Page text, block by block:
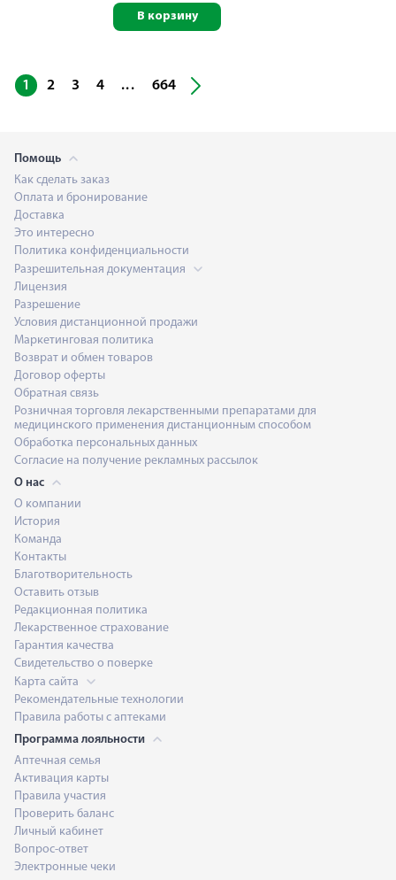
В корзину
1 2 3 4 ... 664
Помощь
Как сделать заказ
Оплата и бронирование
Доставка
Это интересно
Политика конфиденциальности
Разрешительная документация
Лицензия
Разрешение
Условия дистанционной продажи
Маркетинговая политика
Возврат и обмен товаров
Договор оферты
Обратная связь
Розничная торговля лекарственными препаратами для
медицинского применения дистанционным способом
Обработка персональных данных
Согласие на получение рекламных рассылок
О нас
О компании
История
Команда
Контакты
Благотворительность
Оставить отзыв
Редакционная политика
Лекарственное страхование
Гарантия качества
Свидетельство о поверке
Карта сайта
Рекомендательные технологии
Правила работы с аптеками
Программа лояльности
Аптечная семья
Активация карты
Правила участия
Проверить баланс
Личный кабинет
Вопрос-ответ
Электронные чеки